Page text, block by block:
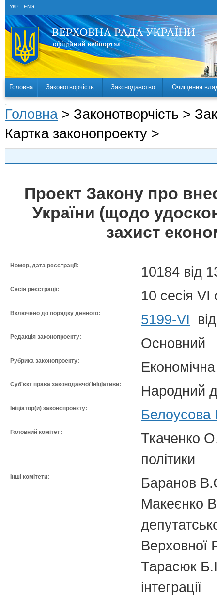
УКР ENG
Головна Законотворчість Законодавство Очищення
Головна > Законотворчість >
Картка законопроекту >
Проект Закону про
України (щодо
захист
Номер, дата реєстрації: 10184 від
Сесія реєстрації: 10 сесія VI
Включено до порядку денного: 5199-VI
Редакція законопроекту: Основний
Рубрика законопроекту:
Суб'єкт права законодавчої ініціативи: Народний
Ініціатор(и) законопроекту: Белоусова
Головний комітет:
Ткаченко
політики
Інші комітети:
Баранов
Макеєнко
Верховної
Тарасюк
інтеграції